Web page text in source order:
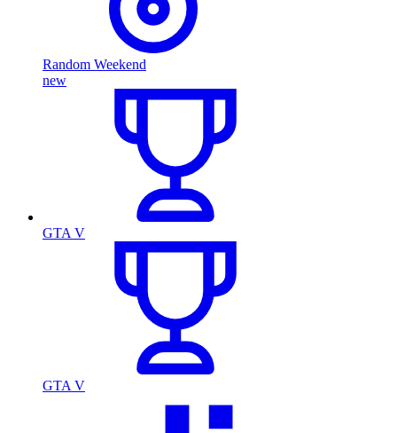
Random Weekend
new
GTA V
GTA V